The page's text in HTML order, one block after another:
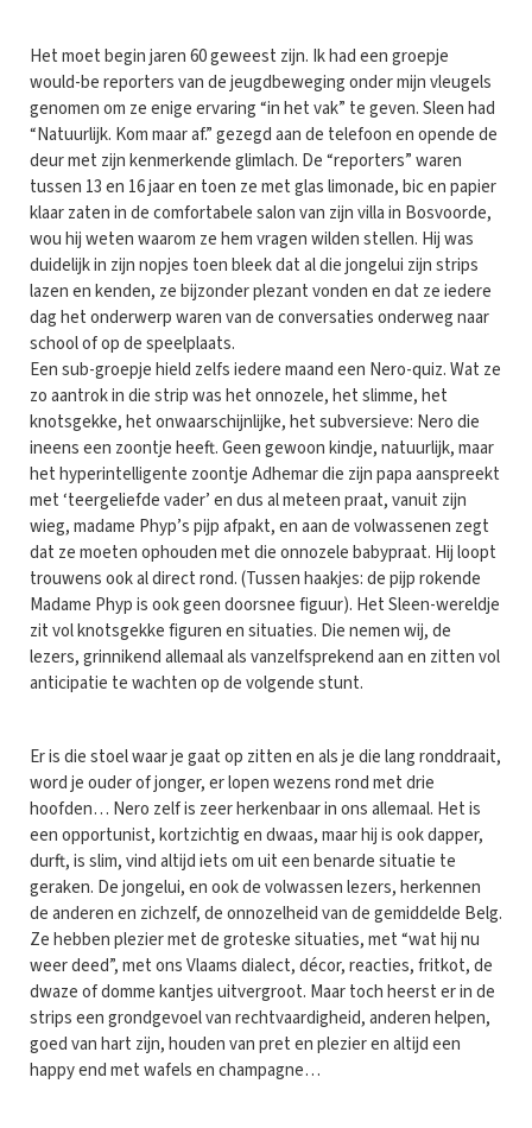
Het moet begin jaren 60 geweest zijn. Ik had een groepje
would-be reporters van de jeugdbeweging onder mijn vleugels
genomen om ze enige ervaring “in het vak” te geven. Sleen had
“Natuurlijk. Kom maar af.” gezegd aan de telefoon en opende de
deur met zijn kenmerkende glimlach. De “reporters” waren
tussen 13 en 16 jaar en toen ze met glas limonade, bic en papier
klaar zaten in de comfortabele salon van zijn villa in Bosvoorde,
wou hij weten waarom ze hem vragen wilden stellen. Hij was
duidelijk in zijn nopjes toen bleek dat al die jongelui zijn strips
lazen en kenden, ze bijzonder plezant vonden en dat ze iedere
dag het onderwerp waren van de conversaties onderweg naar
school of op de speelplaats.
Een sub-groepje hield zelfs iedere maand een Nero-quiz. Wat ze
zo aantrok in die strip was het onnozele, het slimme, het
knotsgekke, het onwaarschijnlijke, het subversieve: Nero die
ineens een zoontje heeft. Geen gewoon kindje, natuurlijk, maar
het hyperintelligente zoontje Adhemar die zijn papa aanspreekt
met ‘teergeliefde vader’ en dus al meteen praat, vanuit zijn
wieg, madame Phyp’s pijp afpakt, en aan de volwassenen zegt
dat ze moeten ophouden met die onnozele babypraat. Hij loopt
trouwens ook al direct rond. (Tussen haakjes: de pijp rokende
Madame Phyp is ook geen doorsnee figuur). Het Sleen-wereldje
zit vol knotsgekke figuren en situaties. Die nemen wij, de
lezers, grinnikend allemaal als vanzelfsprekend aan en zitten vol
anticipatie te wachten op de volgende stunt.
Er is die stoel waar je gaat op zitten en als je die lang ronddraait,
word je ouder of jonger, er lopen wezens rond met drie
hoofden… Nero zelf is zeer herkenbaar in ons allemaal. Het is
een opportunist, kortzichtig en dwaas, maar hij is ook dapper,
durft, is slim, vind altijd iets om uit een benarde situatie te
geraken. De jongelui, en ook de volwassen lezers, herkennen
de anderen en zichzelf, de onnozelheid van de gemiddelde Belg.
Ze hebben plezier met de groteske situaties, met “wat hij nu
weer deed”, met ons Vlaams dialect, décor, reacties, fritkot, de
dwaze of domme kantjes uitvergroot. Maar toch heerst er in de
strips een grondgevoel van rechtvaardigheid, anderen helpen,
goed van hart zijn, houden van pret en plezier en altijd een
happy end met wafels en champagne…